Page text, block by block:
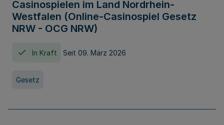
Casinospielen im Land Nordrhein-
Westfalen (Online-Casinospiel Gesetz
NRW - OCG NRW)
In Kraft Seit 09. März 2026
Gesetz